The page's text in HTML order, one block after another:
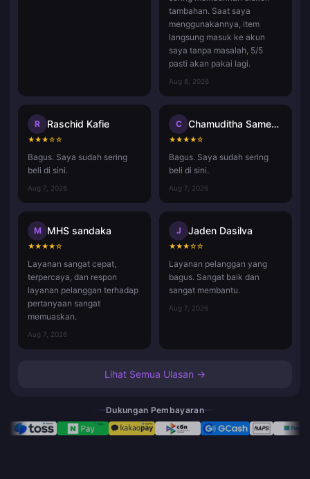
tambahan. Saat saya
menggunakannya, item
langsung masuk ke akun
saya tanpa masalah, 5/5
pasti akan pakai lagi.
Aug 8, 2026
R Raschid Kafie
★★★☆☆
Bagus. Saya sudah sering
beli di sini.
Aug 7, 2026
C Chamuditha Sameenath
★★★★☆
Bagus. Saya sudah sering
beli di sini.
Aug 7, 2026
M MHS sandaka
★★★★☆
Layanan sangat cepat,
terpercaya, dan respon
layanan pelanggan terhadap
pertanyaan sangat
memuaskan.
Aug 7, 2026
J Jaden Dasilva
★★★☆☆
Layanan pelanggan yang
bagus. Sangat baik dan
sangat membantu.
Aug 7, 2026
Lihat Semua Ulasan →
Dukungan Pembayaran